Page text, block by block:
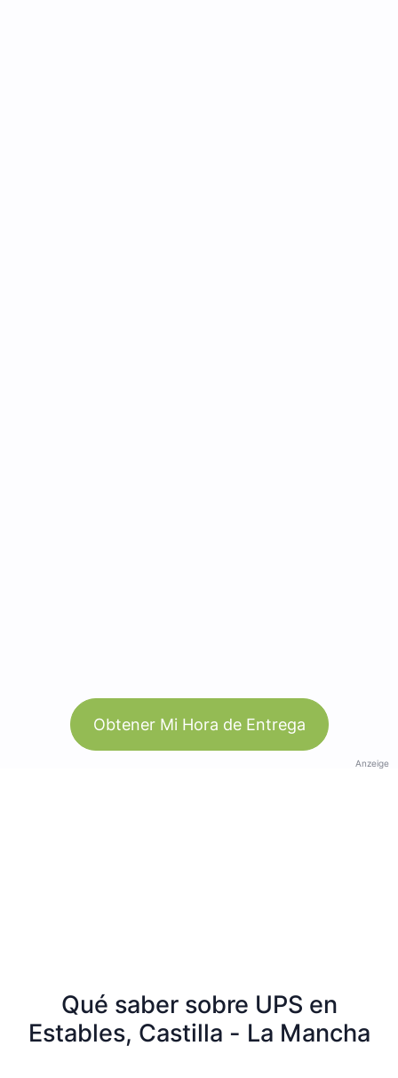
Obtener Mi Hora de Entrega
Anzeige
Qué saber sobre UPS en
Estables, Castilla - La Mancha